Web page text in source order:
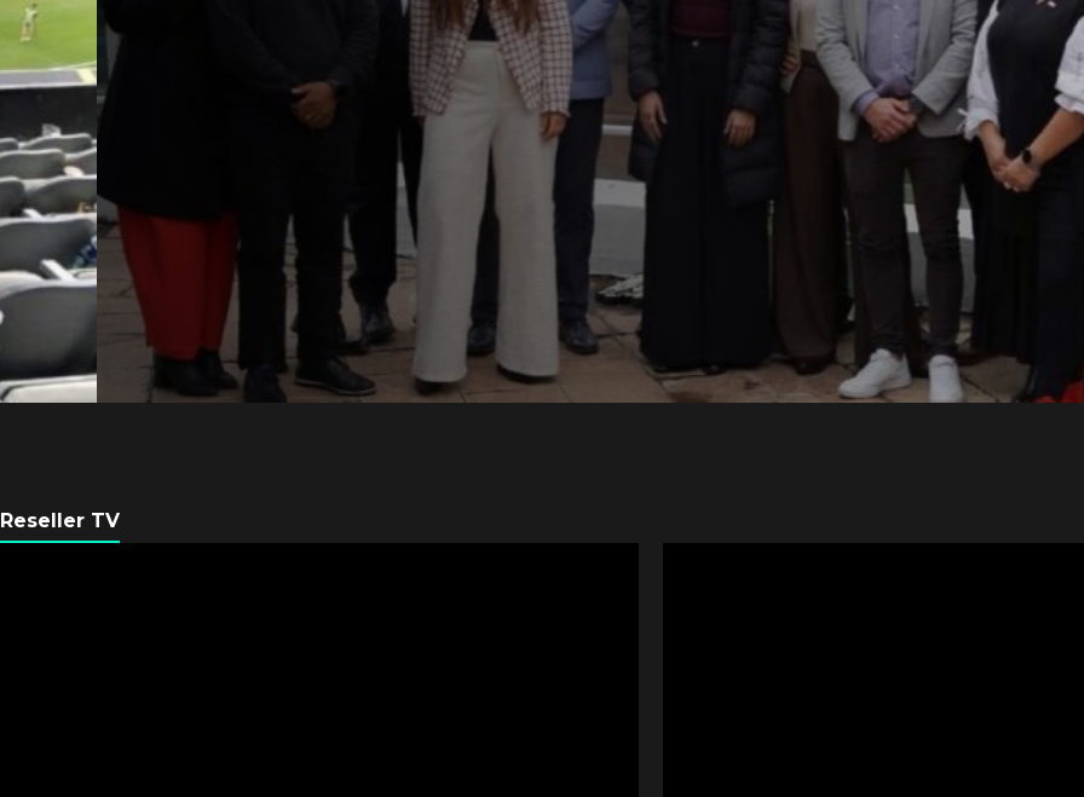
Axis Communications
Argentina se fortalece
con nueva sede
PORREDACCIÓN LATAM
Reseller TV